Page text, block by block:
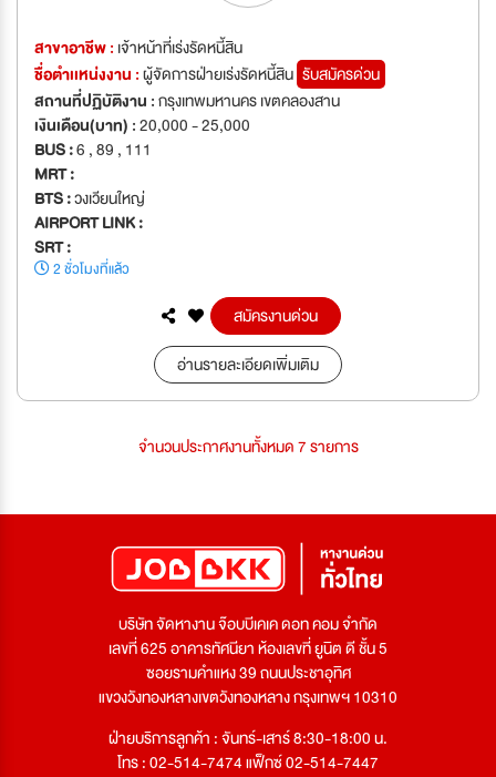
สาขาอาชีพ : เจ้าหน้าที่เร่งรัดหนี้สิน
ชื่อตำเเหน่งงาน :ผู้จัดการฝ่ายเร่งรัดหนี้สิน รับสมัครด่วน
สถานที่ปฏิบัติงาน :กรุงเทพมหานคร เขตคลองสาน
เงินเดือน(บาท) :20,000 - 25,000
BUS :6 , 89 , 111
MRT :
BTS :วงเวียนใหญ่
AIRPORT LINK :
SRT :
2 ชั่วโมงที่แล้ว
สมัครงานด่วน
อ่านรายละเอียดเพิ่มเติม
จำนวนประกาศงานทั้งหมด 7 รายการ
บริษัท จัดหางาน จ๊อบบีเคเค ดอท คอม จำกัด
เลขที่ 625 อาคารทัศนียา ห้องเลขที่ ยูนิต ดี ชั้น 5
ซอยรามคำแหง 39 ถนนประชาอุทิศ
แขวงวังทองหลางเขตวังทองหลาง กรุงเทพฯ 10310
ฝ่ายบริการลูกค้า : จันทร์-เสาร์ 8:30-18:00 น.
โทร : 02-514-7474 แฟ็กซ์ 02-514-7447